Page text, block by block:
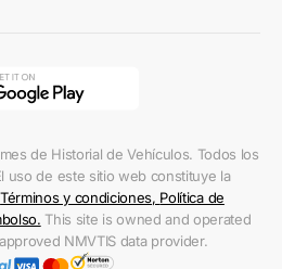
de Historial de Vehículos. Todos los
uso de este sitio web constituye la
Términos y condiciones, Política de
. This site is owned and operated
NMVTIS data provider.